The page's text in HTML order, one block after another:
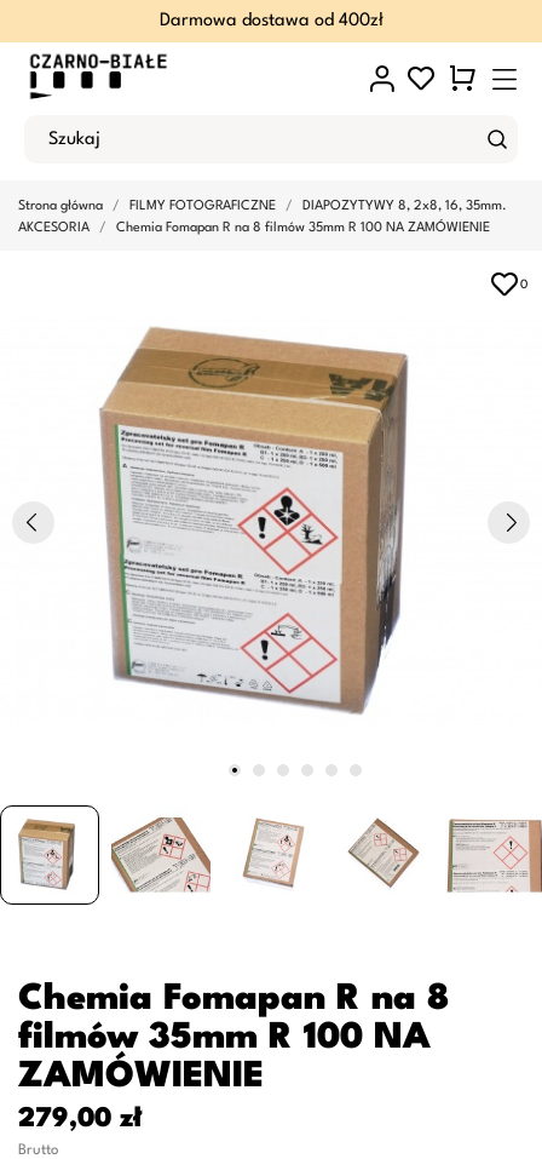
Darmowa dostawa od 400zł
Strona główna FILMY FOTOGRAFICZNE
DIAPOZYTYWY 8, 2x8, 16, 35mm.
AKCESORIA
Chemia Fomapan R na 8 filmów 35mm R 100 NA ZAMÓWIENIE
0
Chemia Fomapan R na 8
filmów 35mm R 100 NA
ZAMÓWIENIE
279,00 zł
Brutto